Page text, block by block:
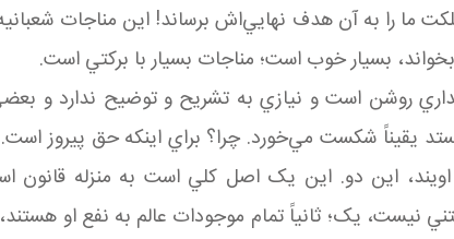
را به آن هدف نهايي‌اش برساند! اين مناجات
بخواند، بسيار خوب است؛ مناجات بسيار با برکتي است.
روشن است و نيازي به تشريح و توضيح ندارد و
يقيناً شکست مي‌خورد. چرا؟ براي اينکه حق پيروز
اين دو. اين يک اصل کلي است به منزله
يک؛ ثانياً تمام موجودات عالم به نفع او